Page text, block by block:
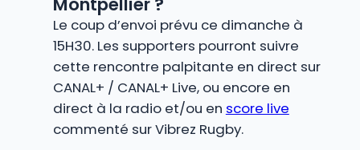
Le coup d’envoi prévu ce dimanche à
15H30. Les supporters pourront suivre
cette rencontre palpitante en direct sur
CANAL+ / CANAL+ Live, ou encore en
direct à la radio et/ou en score live
commenté sur Vibrez Rugby.